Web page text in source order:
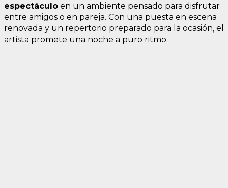
espectáculo en un ambiente pensado para disfrutar
entre amigos o en pareja. Con una puesta en escena
renovada y un repertorio preparado para la ocasión, el
artista promete una noche a puro ritmo.